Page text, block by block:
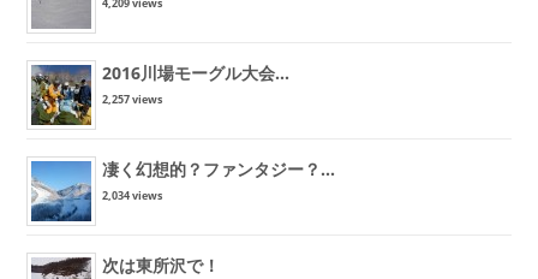
4,209 views
2016川場モーグル大会...
2,257 views
凄く幻想的？ファンタジー？...
2,034 views
次は東所沢で！